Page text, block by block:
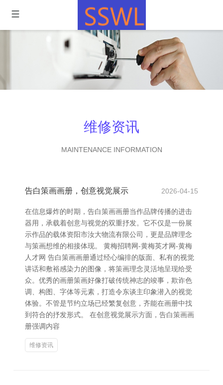
维修资讯
MAINTENANCE INFORMATION
告白策画画册，创意视觉展示 2026-04-15
在信息爆炸的时期，告白策画画册当作品牌传播的进击
器用，承载着创意与视觉的双重抒发。它不仅是一份展
示作品的载体资阳市汝大物流有限公司，更是品牌理念
与策画想维的相接体现。 黄梅招聘网-黄梅英才网-黄梅
人才网 告白策画画册通过经心编排的版面、私有的视觉
讲话和敷裕感染力的图像，将策画理念灵活地呈现给受
众。优秀的画册策画好像打破传统神志的竣事，欺诈色
调、构图、字体等元素，打造令东谈主印象潜入的视觉
体验。不管是节约立场已经繁复创意，齐能在画册中找
到符合的抒发形式。 在创意视觉展示方面，告白策画画
册强调内容
维修资讯